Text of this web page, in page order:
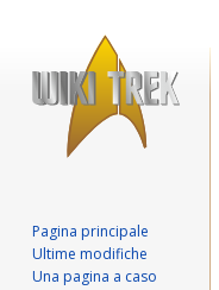
Pagina principale
Ultime modifiche
Una pagina a caso